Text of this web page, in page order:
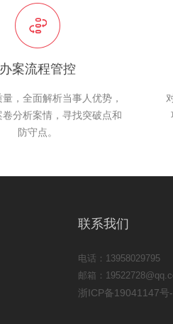
办案流程管控
，全面解析当事人优势，
分析案情，寻找突破点和
防守点。
联系我们
电话：13958029795
邮箱：
浙ICP备19041147号